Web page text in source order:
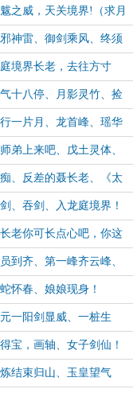
之威，天关境界!（求月
!）
神雷、御剑乘风、终须
境界长老，去往方寸
，求追读！）
十八停、月影灵竹、捡
一片月、龙首峰、瑶华
弟上来吧、戊土灵体、
、反差的聂长老、《太
、吞剑、入龙庭境界！
老你可长点心吧，你这
到齐、第一峰齐云峰、
怀春、娘娘现身！
一阳剑显威、一桩生
宝，画轴、女子剑仙！
结束归山、玉皇望气